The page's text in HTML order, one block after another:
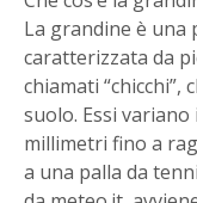
La grandine è una
caratterizzata da
chiamati “chicchi”,
suolo. Essi
millimetri fino a
a una palla da